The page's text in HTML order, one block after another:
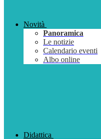
Novità
Panoramica
Le notizie
Calendario eventi
Albo online
Didattica